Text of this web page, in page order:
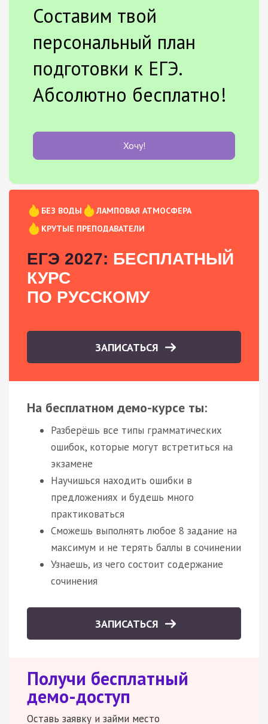
Составим твой
персональный план
подготовки к ЕГЭ.
Абсолютно бесплатно!
Хочу!
БЕЗ ВОДЫ
ЛАМПОВАЯ АТМОСФЕРА
КРУТЫЕ ПРЕПОДАВАТЕЛИ
ЕГЭ 2027: БЕСПЛАТНЫЙ
КУРС
ПО РУССКОМУ
ЗАПИСАТЬСЯ
На бесплатном демо-курсе ты:
Разберёшь все типы грамматических
ошибок, которые могут встретиться на
экзамене
Научишься находить ошибки в
предложениях и будешь много
практиковаться
Сможешь выполнять любое 8 задание на
максимум и не терять баллы в сочинении
Узнаешь, из чего состоит содержание
сочинения
ЗАПИСАТЬСЯ
Получи бесплатный
демо-доступ
Оставь заявку и займи место